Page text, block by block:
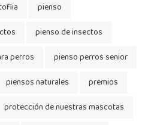
pienso
pienso de insectos
perros
pienso perros senior
piensos naturales
premios
protección de nuestras mascotas